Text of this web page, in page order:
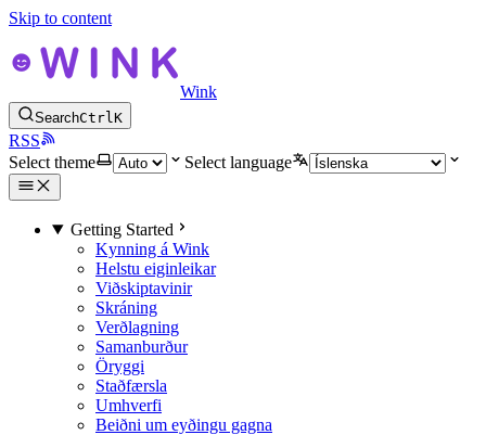
Skip to content
Wink
SearchCtrlK
RSS
Select theme
Select language
Getting Started
Kynning á Wink
Helstu eiginleikar
Viðskiptavinir
Skráning
Verðlagning
Samanburður
Öryggi
Staðfærsla
Umhverfi
Beiðni um eyðingu gagna